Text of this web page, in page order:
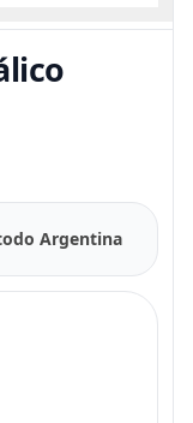
Argentina